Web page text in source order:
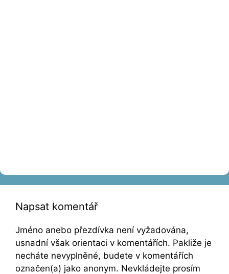
Napsat komentář
Jméno anebo přezdívka není vyžadována,
usnadní však orientaci v komentářích. Pakliže je
necháte nevyplněné, budete v komentářích
označen(a) jako anonym. Nevkládejte prosím